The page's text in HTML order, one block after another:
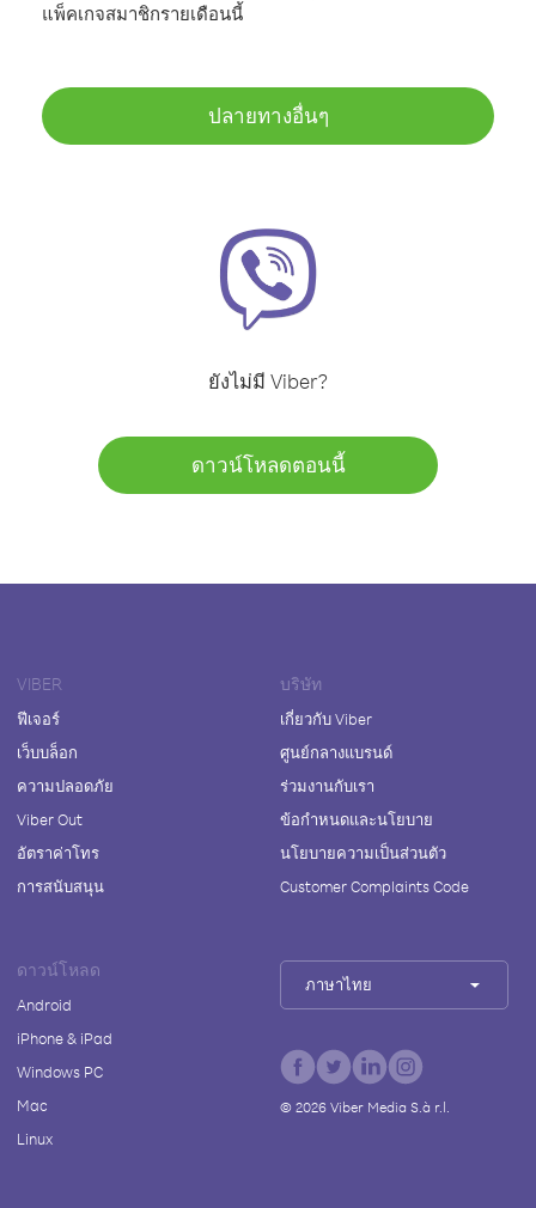
แพ็คเกจสมาชิกรายเดือนนี้
ปลายทางอื่นๆ
ยังไม่มี Viber?
ดาวน์โหลดตอนนี้
VIBER
ฟีเจอร์
เว็บบล็อก
ความปลอดภัย
Viber Out
อัตราค่าโทร
การสนับสนุน
บริษัท
เกี่ยวกับ Viber
ศูนย์กลางแบรนด์
ร่วมงานกับเรา
ข้อกำหนดและนโยบาย
นโยบายความเป็นส่วนตัว
Customer Complaints Code
ดาวน์โหลด
Android
iPhone & iPad
Windows PC
Mac
Linux
ภาษาไทย
© 2026Viber Media S.à r.l.